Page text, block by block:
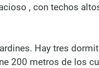
, con techos
Hay tres
200 metros de los